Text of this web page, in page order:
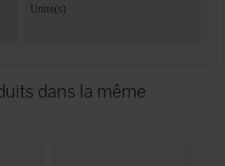
Unité(s)
dans la même